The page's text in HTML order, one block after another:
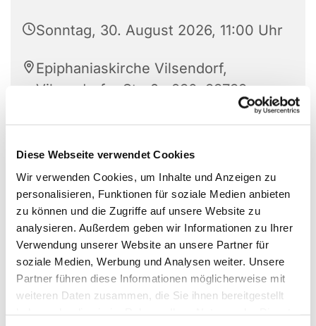
Diese Webseite verwendet Cookies
Wir verwenden Cookies, um Inhalte und Anzeigen zu
personalisieren, Funktionen für soziale Medien anbieten
zu können und die Zugriffe auf unsere Website zu
analysieren. Außerdem geben wir Informationen zu Ihrer
Verwendung unserer Website an unsere Partner für
soziale Medien, Werbung und Analysen weiter. Unsere
Partner führen diese Informationen möglicherweise mit
weiteren Daten zusammen, die Sie ihnen bereitgestellt
Sonntag, 30. August 2026, 11:00 Uhr
Epiphaniaskirche Vilsendorf,
Vilsendorfer Straße 230, 33739
Dr. Andreas Kersting